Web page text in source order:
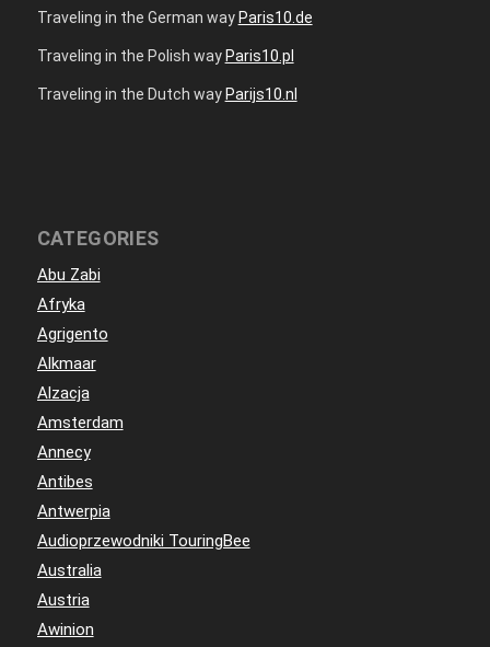
Traveling in the German way Paris10.de
Traveling in the Polish way Paris10.pl
Traveling in the Dutch wayParijs10.nl
CATEGORIES
Abu Zabi
Afryka
Agrigento
Alkmaar
Alzacja
Amsterdam
Annecy
Antibes
Antwerpia
Audioprzewodniki TouringBee
Australia
Austria
Awinion